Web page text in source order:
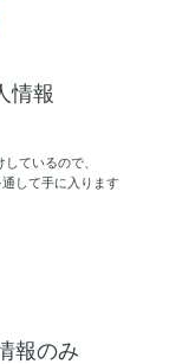
情報
ているので、
して手に入ります
報のみ